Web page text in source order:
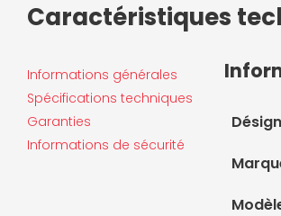
Caractéristiques
Informations générales
Spécifications techniques
Garanties
Informations de sécurité